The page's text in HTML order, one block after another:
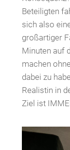
Beteiligten
sich also
großartiger
Minuten auf
machen
dabei zu
Realistin in
Ziel ist